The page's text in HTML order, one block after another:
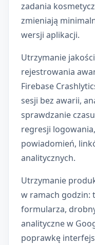
zadania
zmieniają
wersji aplikacji.
Utrzymanie
rejestrowania
Firebase
sesji bez awarii,
sprawdzanie
regresji
powiadomień,
analitycznych.
Utrzymanie
w ramach godzin:
formularza,
analityczne w
poprawkę